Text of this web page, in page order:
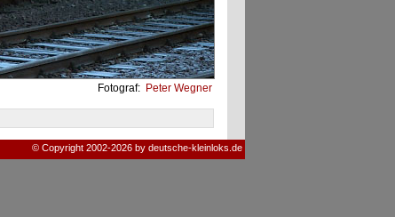
Fotograf: Peter Wegner
© Copyright 2002-2026 by deutsche-kleinloks.de